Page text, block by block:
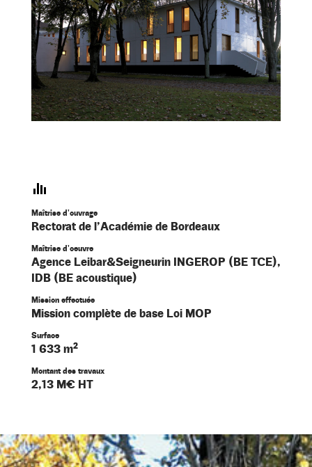
Maîtrise d'ouvrage
Rectorat de l’Académie de Bordeaux
Maîtrise d'oeuvre
Agence Leibar&Seigneurin INGEROP (BE TCE),
IDB (BE acoustique)
Mission effectuée
Mission complète de base Loi MOP
Surface
1 633 m²
Montant des travaux
2,13 M€ HT